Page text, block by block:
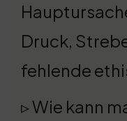
Druck,
fehlende
▹ Wie kann